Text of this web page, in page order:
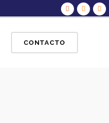
CONTACTO